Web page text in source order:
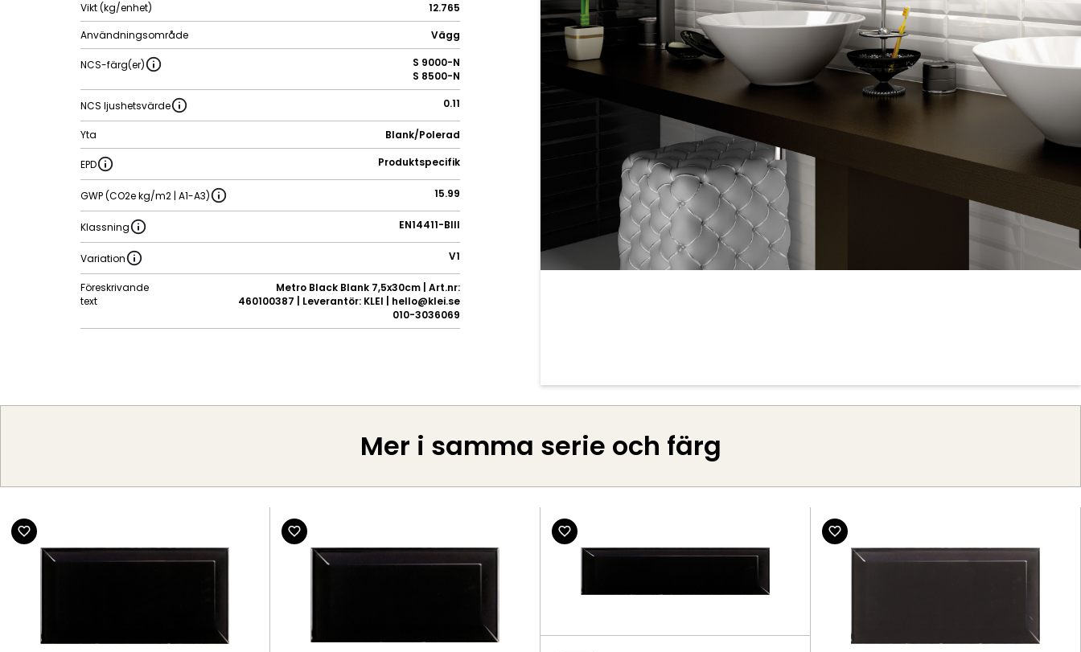
Vikt (kg/enhet)
12.765
Användningsområde
Vägg
NCS-färg(er)
S 9000-N
S 8500-N
NCS ljushetsvärde 0.11
Yta Blank/Polerad
EPD Produktspecifik
GWP (CO2e kg/m2 | A1-A3) 15.99
Klassning EN14411-BIII
Variation V1
Föreskrivande
text
Metro Black Blank 7,5x30cm | Art.nr:
460100387 | Leverantör: KLEI | hello@klei.se
010-3036069
Mer i samma serie och färg